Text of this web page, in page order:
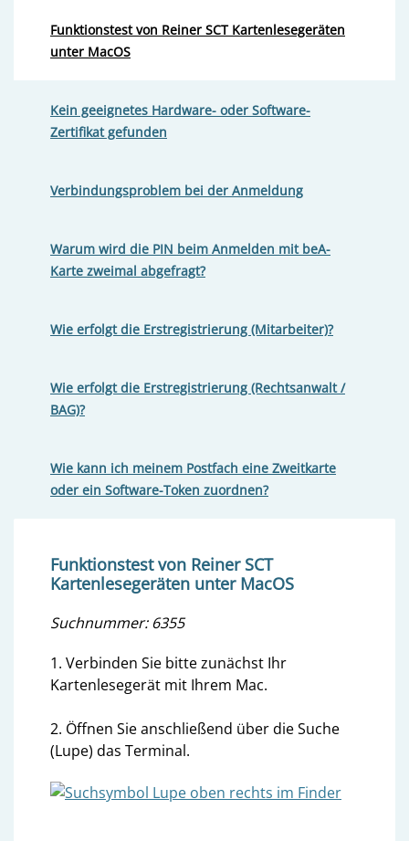
Funktionstest von Reiner SCT Kartenlesegeräten
unter MacOS
Kein geeignetes Hardware- oder Software-
Zertifikat gefunden
Verbindungsproblem bei der Anmeldung
Warum wird die PIN beim Anmelden mit beA-
Karte zweimal abgefragt?
Wie erfolgt die Erstregistrierung (Mitarbeiter)?
Wie erfolgt die Erstregistrierung (Rechtsanwalt /
BAG)?
Wie kann ich meinem Postfach eine Zweitkarte
oder ein Software-Token zuordnen?
Funktionstest von Reiner SCT
Kartenlesegeräten unter MacOS
Suchnummer: 6355
1. Verbinden Sie bitte zunächst Ihr
Kartenlesegerät mit Ihrem Mac.
2. Öffnen Sie anschließend über die Suche
(Lupe) das Terminal.